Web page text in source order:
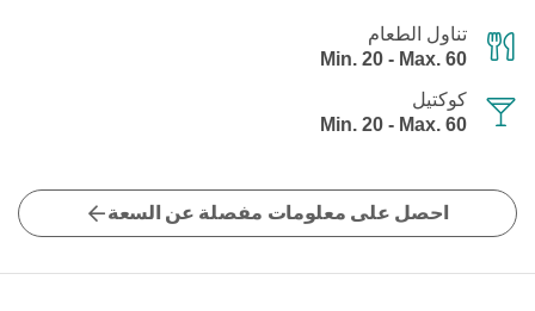
تناول الطعام
Min. 20 - Max. 60
كوكتيل
Min. 20 - Max. 60
احصل على معلومات مفصلة عن السعة